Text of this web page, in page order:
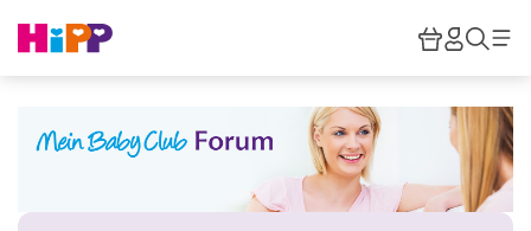
HiPP